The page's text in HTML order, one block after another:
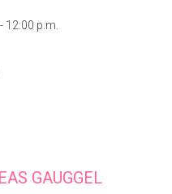
12:00 p.m.
GAUGGEL